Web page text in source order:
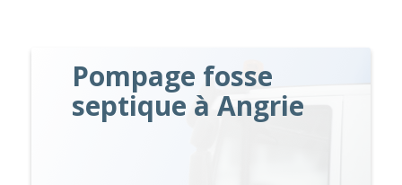
Pompage fosse
septique à Angrie